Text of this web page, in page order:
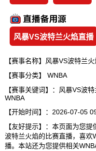
风暴VS波特兰火焰直播
【赛事名称】风暴VS波特兰火
【赛事分类】 WNBA
【赛事关键词】：风暴VS波
WNBA
【开始时间】：2026-07-05
【友好提示】：本页面为您
波特兰火焰的比赛直播，喜欢
播。本站还为您提供相关